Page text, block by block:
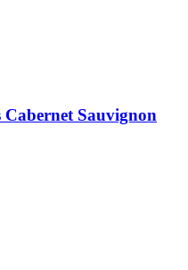
Cabernet Sauvignon